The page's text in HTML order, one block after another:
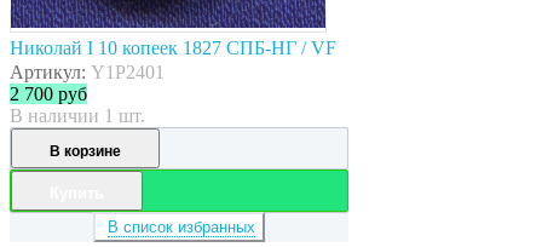
Николай I 10 копеек 1827 СПБ-НГ / VF
Артикул: Y1P2401
2 700 руб
В наличии 1 шт.
В корзине
В список избранных